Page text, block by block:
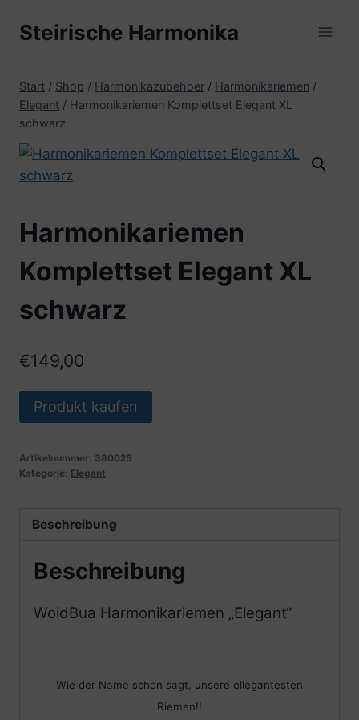
InhaltSteirische Harmonika
Start / Shop / Harmonikazubehoer / Harmonikariemen /
Elegant / Harmonikariemen Komplettset Elegant XL
schwarz
Harmonikariemen
Komplettset Elegant XL
schwarz
€149,00
Produkt kaufen
Artikelnummer: 380025
Kategorie: Elegant
Beschreibung
Beschreibung
WoidBua Harmonikariemen „Elegant“
Wie der Name schon sagt, unsere ellegantesten
Riemen!!